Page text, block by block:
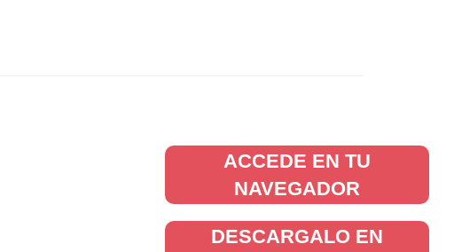
ACCEDE EN TU
NAVEGADOR
DESCARGALO EN